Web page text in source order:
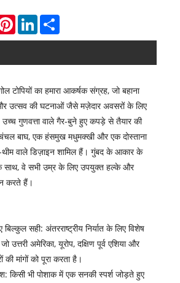
PinterestLinkedInShare
टोपियों का हमारा आकर्षक संग्रह, जो बहाना
और उत्सव की घटनाओं जैसे मज़ेदार अवसरों के लिए
उच्च गुणवत्ता वाले गैर-बुने हुए कपड़े से तैयार की
बाघ, एक हंसमुख मधुमक्खी और एक दोस्ताना
वाले डिज़ाइन शामिल हैं। गुंबद के आकार के
साथ, वे सभी उम्र के लिए उपयुक्त हल्के और
करते हैं।
बिल्कुल सही: अंतरराष्ट्रीय निर्यात के लिए विशेष
उत्तरी अमेरिका, यूरोप, दक्षिण पूर्व एशिया और
की मांगों को पूरा करता है।
किसी भी पोशाक में एक सनकी स्पर्श जोड़ते हुए